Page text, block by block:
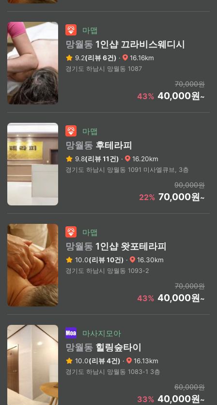
마맵
망월동 1인샵 끄라비스웨디시
9.2(리뷰 6건) · 16.16km
경기도 하남시 망월동 1087
70,000원
43% 40,000원~
마맵
망월동 후테라피
9.8(리뷰 11건) · 16.20km
경기도 하남시 망월동 1091 미사엘큐브, 3층
90,000원
22% 70,000원~
마맵
망월동 1인샵 왓포테라피
10.0(리뷰 10건) · 16.30km
경기도 하남시 망월동 1093-2
70,000원
43% 40,000원~
마사지모아
망월동 힐링숲타이
10.0(리뷰 4건) · 16.13km
경기도 하남시 망월동 1083-1 3층
60,000원
33% 40,000원~